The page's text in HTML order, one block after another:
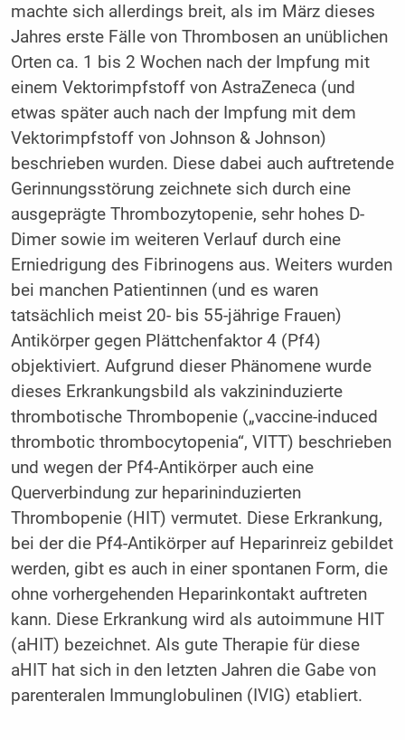
machte sich allerdings breit, als im März dieses
Jahres erste Fälle von Thrombosen an unüblichen
Orten ca. 1 bis 2 Wochen nach der Impfung mit
einem Vektorimpfstoff von AstraZeneca (und
etwas später auch nach der Impfung mit dem
Vektorimpfstoff von Johnson & Johnson)
beschrieben wurden. Diese dabei auch auftretende
Gerinnungsstörung zeichnete sich durch eine
ausgeprägte Thrombozytopenie, sehr hohes D-
Dimer sowie im weiteren Verlauf durch eine
Erniedrigung des Fibrinogens aus. Weiters wurden
bei manchen Patientinnen (und es waren
tatsächlich meist 20- bis 55-jährige Frauen)
Antikörper gegen Plättchenfaktor 4 (Pf4)
objektiviert. Aufgrund dieser Phänomene wurde
dieses Erkrankungsbild als vakzininduzierte
thrombotische Thrombopenie („vaccine-induced
thrombotic thrombocytopenia“, VITT) beschrieben
und wegen der Pf4-Antikörper auch eine
Querverbindung zur heparininduzierten
Thrombopenie (HIT) vermutet. Diese Erkrankung,
bei der die Pf4-Antikörper auf Heparinreiz gebildet
werden, gibt es auch in einer spontanen Form, die
ohne vorhergehenden Heparinkontakt auftreten
kann. Diese Erkrankung wird als autoimmune HIT
(aHIT) bezeichnet. Als gute Therapie für diese
aHIT hat sich in den letzten Jahren die Gabe von
parenteralen Immunglobulinen (IVIG) etabliert.